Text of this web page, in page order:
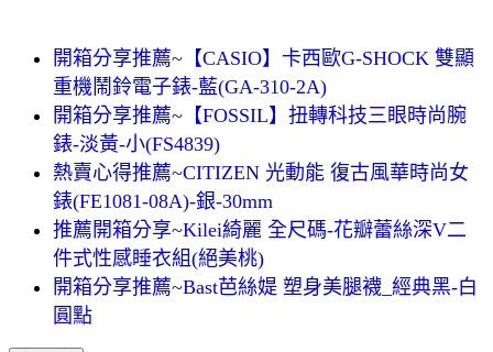
開箱分享推薦~【CASIO】卡西歐G-SHOCK 雙顯
重機鬧鈴電子錶-藍(GA-310-2A)
開箱分享推薦~【FOSSIL】扭轉科技三眼時尚腕
錶-淡黃-小(FS4839)
熱賣心得推薦~CITIZEN 光動能 復古風華時尚女
錶(FE1081-08A)-銀-30mm
推薦開箱分享~Kilei綺麗 全尺碼-花瓣蕾絲深V二
件式性感睡衣組(絕美桃)
開箱分享推薦~Bast芭絲媞 塑身美腿襪_經典黑-白
圓點